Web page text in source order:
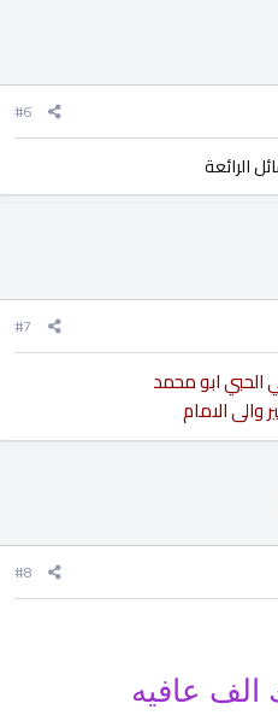
#6
الرائعة
#7
الحبي ابو محمد
والى الامام
#8
الف عافيه